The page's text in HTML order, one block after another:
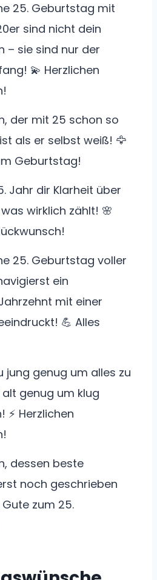
25. Geburtstag mit
sind nicht dein
– sie sind nur der
💫 Herzlichen
der mit 25 schon so
als er selbst weiß! 🦅
Geburtstag!
Jahr dir Klarheit über
wirklich zählt! 🌸
25. Geburtstag voller
ein
mit einer
💪 Alles
jung genug um alles zu
genug um klug
⚡ Herzlichen
dessen beste
noch geschrieben
zum 25.